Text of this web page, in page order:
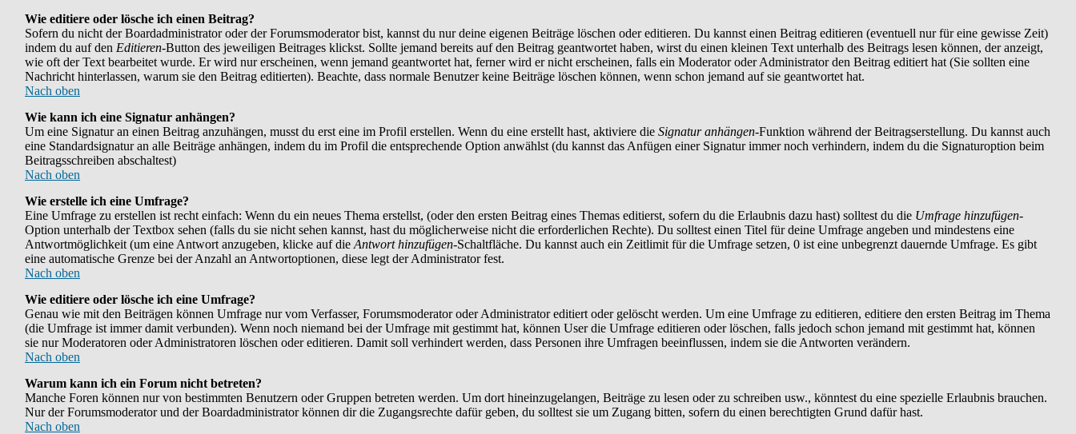
Wie editiere oder lösche ich einen Beitrag?
Sofern du nicht der Boardadministrator oder der Forumsmoderator bist, kannst du nur deine eigenen Beiträge löschen oder editieren. Du kannst einen Beitrag editieren (eventuell nur für eine gewisse Zeit)
indem du auf den Editieren-Button des jeweiligen Beitrages klickst. Sollte jemand bereits auf den Beitrag geantwortet haben, wirst du einen kleinen Text unterhalb des Beitrags lesen können, der anzeigt,
wie oft der Text bearbeitet wurde. Er wird nur erscheinen, wenn jemand geantwortet hat, ferner wird er nicht erscheinen, falls ein Moderator oder Administrator den Beitrag editiert hat (Sie sollten eine
Nachricht hinterlassen, warum sie den Beitrag editierten). Beachte, dass normale Benutzer keine Beiträge löschen können, wenn schon jemand auf sie geantwortet hat.
Nach oben
Wie kann ich eine Signatur anhängen?
Um eine Signatur an einen Beitrag anzuhängen, musst du erst eine im Profil erstellen. Wenn du eine erstellt hast, aktiviere die Signatur anhängen-Funktion während der Beitragserstellung. Du kannst auch
eine Standardsignatur an alle Beiträge anhängen, indem du im Profil die entsprechende Option anwählst (du kannst das Anfügen einer Signatur immer noch verhindern, indem du die Signaturoption beim
Beitragsschreiben abschaltest)
Nach oben
Wie erstelle ich eine Umfrage?
Eine Umfrage zu erstellen ist recht einfach: Wenn du ein neues Thema erstellst, (oder den ersten Beitrag eines Themas editierst, sofern du die Erlaubnis dazu hast) solltest du die Umfrage hinzufügen-
Option unterhalb der Textbox sehen (falls du sie nicht sehen kannst, hast du möglicherweise nicht die erforderlichen Rechte). Du solltest einen Titel für deine Umfrage angeben und mindestens eine
Antwortmöglichkeit (um eine Antwort anzugeben, klicke auf die Antwort hinzufügen-Schaltfläche. Du kannst auch ein Zeitlimit für die Umfrage setzen, 0 ist eine unbegrenzt dauernde Umfrage. Es gibt
eine automatische Grenze bei der Anzahl an Antwortoptionen, diese legt der Administrator fest.
Nach oben
Wie editiere oder lösche ich eine Umfrage?
Genau wie mit den Beiträgen können Umfrage nur vom Verfasser, Forumsmoderator oder Administrator editiert oder gelöscht werden. Um eine Umfrage zu editieren, editiere den ersten Beitrag im Thema
(die Umfrage ist immer damit verbunden). Wenn noch niemand bei der Umfrage mit gestimmt hat, können User die Umfrage editieren oder löschen, falls jedoch schon jemand mit gestimmt hat, können
sie nur Moderatoren oder Administratoren löschen oder editieren. Damit soll verhindert werden, dass Personen ihre Umfragen beeinflussen, indem sie die Antworten verändern.
Nach oben
Warum kann ich ein Forum nicht betreten?
Manche Foren können nur von bestimmten Benutzern oder Gruppen betreten werden. Um dort hineinzugelangen, Beiträge zu lesen oder zu schreiben usw., könntest du eine spezielle Erlaubnis brauchen.
Nur der Forumsmoderator und der Boardadministrator können dir die Zugangsrechte dafür geben, du solltest sie um Zugang bitten, sofern du einen berechtigten Grund dafür hast.
Nach oben